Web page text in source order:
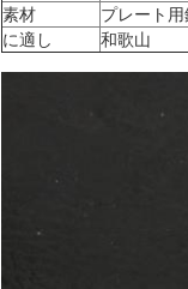
素材
プレート用
に適し
和歌山